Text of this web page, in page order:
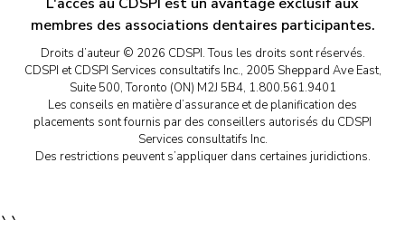
membres des associations dentaires participantes.
Droits d’auteur © 2026 CDSPI. Tous les droits sont réservés.
CDSPI et CDSPI Services consultatifs Inc., 2005 Sheppard Ave East,
Suite 500, Toronto (ON) M2J 5B4, 1.800.561.9401
Les conseils en matière d’assurance et de planification des
placements sont fournis par des conseillers autorisés du CDSPI
Services consultatifs Inc.
Des restrictions peuvent s’appliquer dans certaines juridictions.
``